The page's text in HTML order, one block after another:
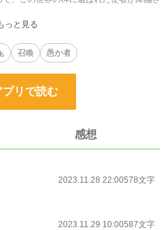
召喚 愚か者
プリで読む
感想
2023.11.28 22:00578文字
2023.11.29 10:00587文字